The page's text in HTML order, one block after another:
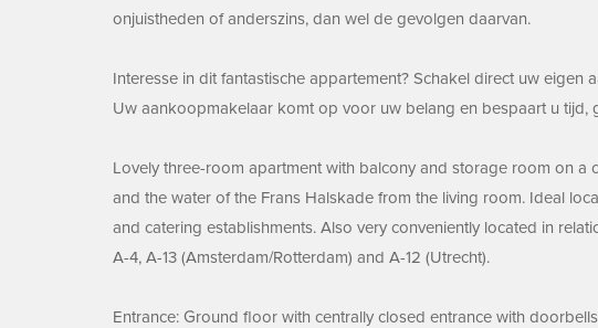
onjuistheden of anderszins, dan wel de gevolgen daarvan.
Interesse in dit fantastische appartement? Schakel direct uw eigen
Uw aankoopmakelaar komt op voor uw belang en bespaart u tijd,
Lovely three-room apartment with balcony and storage room on
and the water of the Frans Halskade from the living room. Ideal
and catering establishments. Also very conveniently located in
A-4, A-13 (Amsterdam/Rotterdam) and A-12 (Utrecht).
Entrance: Ground floor with centrally closed entrance with